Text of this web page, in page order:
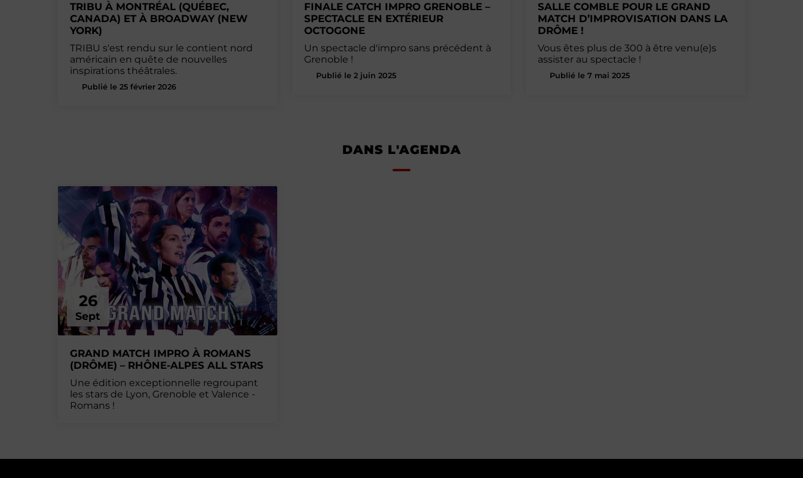
TRIBU À MONTRÉAL (QUÉBEC,
CANADA) ET À BROADWAY (NEW
YORK)
TRIBU s'est rendu sur le contient nord
américain en quête de nouvelles
inspirations théâtrales.
Publié le 25 février 2026
FINALE CATCH IMPRO GRENOBLE –
SPECTACLE EN EXTÉRIEUR
OCTOGONE
Un spectacle d'impro sans précédent à
Grenoble !
Publié le 2 juin 2025
SALLE COMBLE POUR LE GRAND
MATCH D’IMPROVISATION DANS LA
DRÔME !
Vous êtes plus de 300 à être venu(e)s
assister au spectacle !
Publié le 7 mai 2025
DANS L'AGENDA
26
Sept
GRAND MATCH IMPRO À ROMANS
(DRÔME) – RHÔNE-ALPES ALL STARS
Une édition exceptionnelle regroupant
les stars de Lyon, Grenoble et Valence -
Romans !